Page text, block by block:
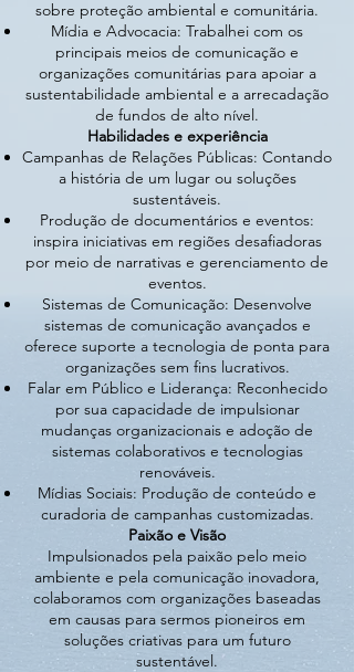
sobre proteção ambiental e comunitária.
Mídia e Advocacia: Trabalhei com os
principais meios de comunicação e
organizações comunitárias para apoiar a
sustentabilidade ambiental e a arrecadação
de fundos de alto nível.
Habilidades e experiência
Campanhas de Relações Públicas: Contando
a história de um lugar ou soluções
sustentáveis.
Produção de documentários e eventos:
inspira iniciativas em regiões desafiadoras
por meio de narrativas e gerenciamento de
eventos.
Sistemas de Comunicação: Desenvolve
sistemas de comunicação avançados e
oferece suporte a tecnologia de ponta para
organizações sem fins lucrativos.
Falar em Público e Liderança: Reconhecido
por sua capacidade de impulsionar
mudanças organizacionais e adoção de
sistemas colaborativos e tecnologias
renováveis.
Mídias Sociais: Produção de conteúdo e
curadoria de campanhas customizadas.
Paixão e Visão
Impulsionados pela paixão pelo meio
ambiente e pela comunicação inovadora,
colaboramos com organizações baseadas
em causas para sermos pioneiros em
soluções criativas para um futuro
sustentável.